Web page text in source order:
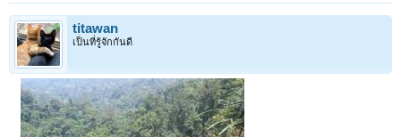
titawan
เป็นที่รู้จักกันดี